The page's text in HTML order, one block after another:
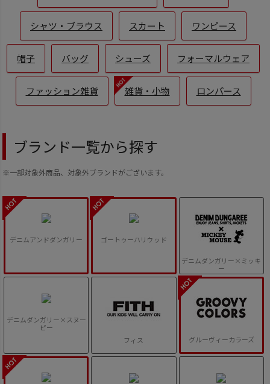
シャツ・ブラウス スカート ワンピース
帽子 バッグ シューズ フォーマルウェア
ファッション雑貨 雑貨・小物 ロンパース
ブランド一覧から探す
※一部対象外商品、対象外ブランドがございます。
デニムアンドダンガリー ゴートゥーハリウッド
デニムダンガリー×ミッキ
ー
デニムダンガリー×スヌー
ピー
フィス
グルーヴィーカラーズ